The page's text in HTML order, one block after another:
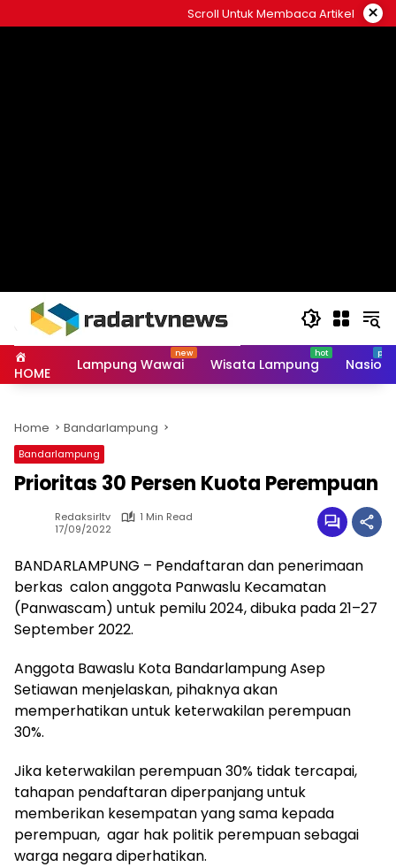
to
Scroll Untuk Membaca Artikel ×
HOME Lampung Wawai Wisata Lampung
Home Bandarlampung
Bandarlampung
Prioritas 30 Persen Kuota Perempuan
Redaksirltv
1 Min Read
17/09/2022
BANDARLAMPUNG – Pendaftaran dan penerimaan
berkas calon anggota Panwaslu Kecamatan
(Panwascam) untuk pemilu 2024, dibuka pada 21–27
September 2022.
Anggota Bawaslu Kota Bandarlampung Asep
Setiawan menjelaskan, pihaknya akan
memperhatikan untuk keterwakilan perempuan
30%.
Jika keterwakilan perempuan 30% tidak tercapai,
tahapan pendaftaran diperpanjang untuk
memberikan kesempatan yang sama kepada
perempuan, agar hak politik perempuan sebagai
warga negara diperhatikan.